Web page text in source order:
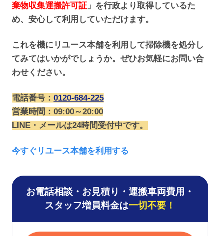
棄物収集運搬許可証」を行政より取得しているた
め、安心して利用していただけます。
これを機にリユース本舗を利用して掃除機を処分し
てみてはいかがでしょうか。ぜひお気軽にお問い合
わせください。
電話番号： 0120-684-225
営業時間：09:00～20:00
LINE・メールは24時間受付中です。
今すぐリユース本舗を利用する
お電話相談・お見積り・運搬車両費用・
スタッフ増員料金は一切不要！